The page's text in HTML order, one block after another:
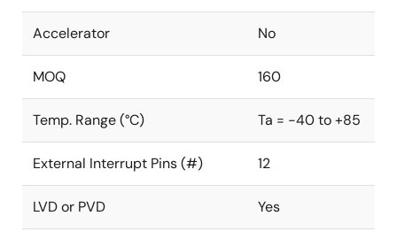
Accelerator No
MOQ 160
Temp. Range (°C) Ta = -40 to +85
External Interrupt Pins (#) 12
LVD or PVD Yes